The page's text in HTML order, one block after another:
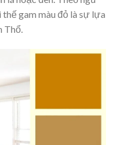
gam màu đỏ là sự lựa
Thổ.